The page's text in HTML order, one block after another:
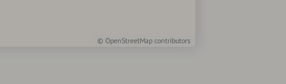
© OpenStreetMap contributors